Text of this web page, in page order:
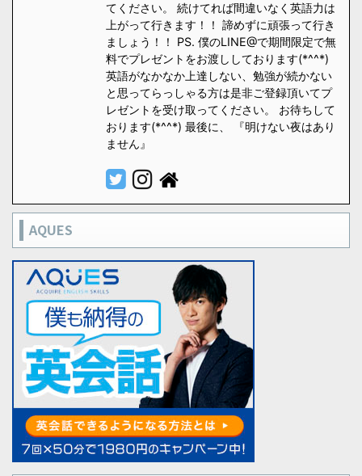
てください。 続けてれば間違いなく英語力は
上がって行きます！！ 諦めずに頑張って行き
ましょう！！ PS. 僕のLINE@で期間限定で無
料でプレゼントをお渡ししております(*^^*)
英語がなかなか上達しない、勉強が続かない
と思ってらっしゃる方は是非ご登録頂いてプ
レゼントを受け取ってください。 お待ちして
おります(*^^*) 最後に、 『明けない夜はあり
ません』
AQUES